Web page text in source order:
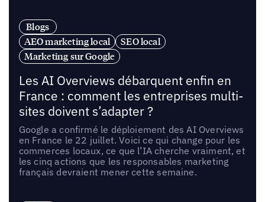
Blogs
AEO marketing local
SEO local
Marketing sur Google
Les AI Overviews débarquent enfin en
France : comment les entreprises multi-
sites doivent s’adapter ?
Google a confirmé le déploiement des AI Overviews
en France le 22 juillet. Voici ce qui change pour les
commerces locaux, ce que l’IA cherche vraiment, et
les cinq actions que les responsables marketing
français devraient mener cette semaine.